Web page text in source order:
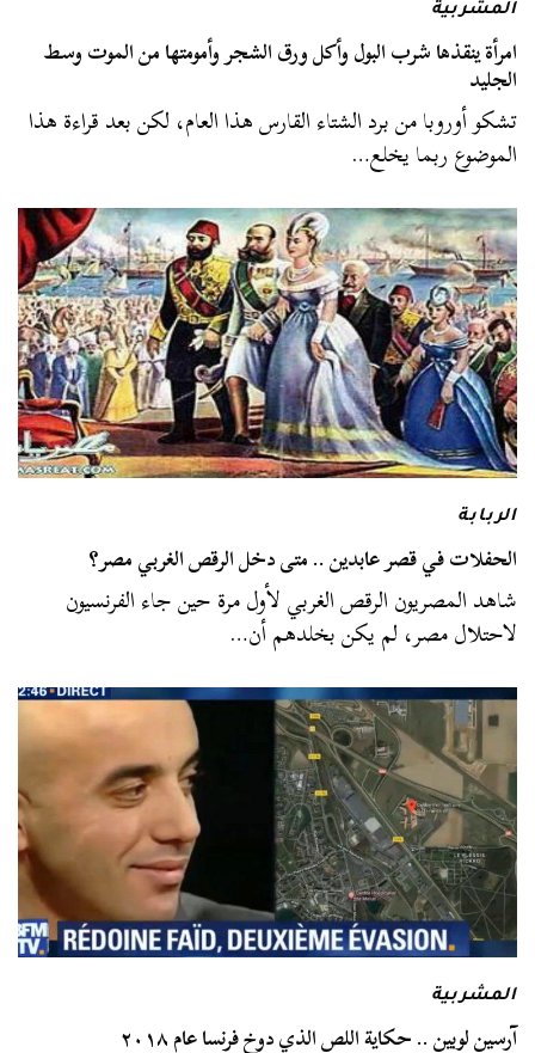
المشربية
امرأة ينقذها شرب البول وأكل ورق الشجر وأمومتها من الموت وسط
الجليد
تشكو أوروبا من برد الشتاء القارس هذا العام، لكن بعد قراءة هذا
الموضوع ربما يخلع…
الربابة
الحفلات في قصر عابدين .. متى دخل الرقص الغربي مصر؟
شاهد المصريون الرقص الغربي لأول مرة حين جاء الفرنسيون
لاحتلال مصر، لم يكن بخلدهم أن…
المشربية
آرسين لوبين .. حكاية اللص الذي دوخ فرنسا عام ٢٠١٨